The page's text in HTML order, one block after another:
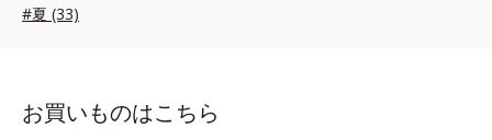
#夏 (33)
お買いものはこちら